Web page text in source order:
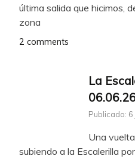
última salida que hicimos,
zona
2 comments
La
Publicado:
Una
subiendo a la Escalerilla